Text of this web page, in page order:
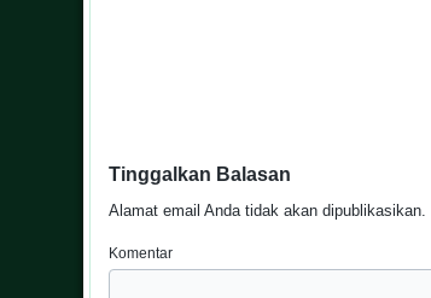
Tinggalkan Balasan
Alamat email Anda tidak akan dipublikasikan.
Komentar